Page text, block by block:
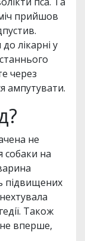
прийшов
лікарні у
через
ампутувати.
не
собаки на
підвищених
Також
вперше,